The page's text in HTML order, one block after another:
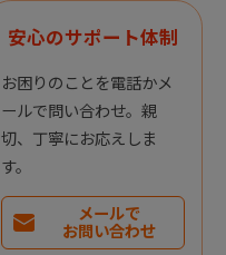
安心のサポート体制
お困りのことを電話かメ
ールで問い合わせ。親
切、丁寧にお応えしま
す。
メールで
お問い合わせ